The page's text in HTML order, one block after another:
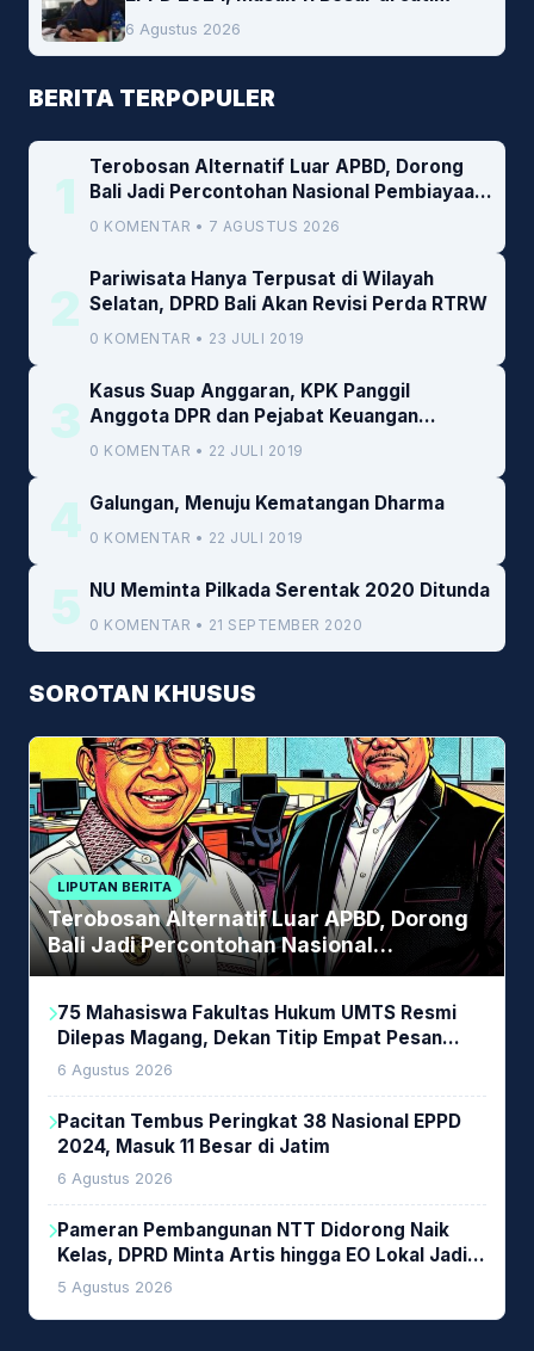
6 Agustus 2026
BERITA TERPOPULER
1
Terobosan Alternatif Luar APBD, Dorong
Bali Jadi Percontohan Nasional Pembiayaan
Daerah
0 KOMENTAR • 7 AGUSTUS 2026
2
Pariwisata Hanya Terpusat di Wilayah
Selatan, DPRD Bali Akan Revisi Perda RTRW
0 KOMENTAR • 23 JULI 2019
3
Kasus Suap Anggaran, KPK Panggil
Anggota DPR dan Pejabat Keuangan
Kemenkeu
0 KOMENTAR • 22 JULI 2019
4 Galungan, Menuju Kematangan Dharma
0 KOMENTAR • 22 JULI 2019
5 NU Meminta Pilkada Serentak 2020 Ditunda
0 KOMENTAR • 21 SEPTEMBER 2020
SOROTAN KHUSUS
LIPUTAN BERITA
Terobosan Alternatif Luar APBD, Dorong
Bali Jadi Percontohan Nasional
Pembiayaan Daerah
75 Mahasiswa Fakultas Hukum UMTS Resmi
Dilepas Magang, Dekan Titip Empat Pesan
Penting
6 Agustus 2026
Pacitan Tembus Peringkat 38 Nasional EPPD
2024, Masuk 11 Besar di Jatim
6 Agustus 2026
Pameran Pembangunan NTT Didorong Naik
Kelas, DPRD Minta Artis hingga EO Lokal Jadi
Prioritas
5 Agustus 2026